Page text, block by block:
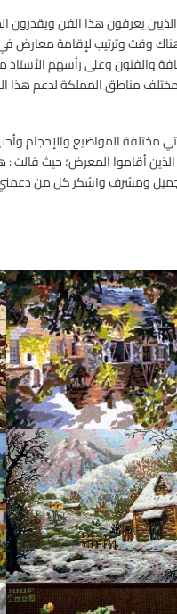
يعرفون هذا الفن ويقدرون
وقت وترتيب لإقامة معارض
والفنون وعلى رأسهم
مناطق المملكة لدعم هذا
مختلفة المواضيع والإحجام
الذين أقاموا المعرض؛ حيث
جميل ومشرف واشكر كل من